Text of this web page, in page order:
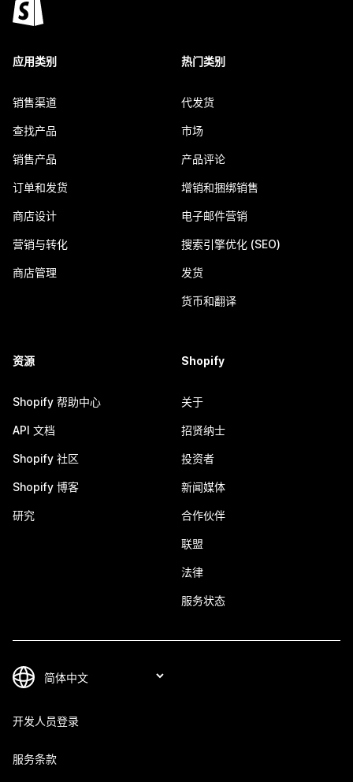
应用类别
销售渠道
查找产品
销售产品
订单和发货
商店设计
营销与转化
商店管理
热门类别
代发货
市场
产品评论
增销和捆绑销售
电子邮件营销
搜索引擎优化 (SEO)
发货
货币和翻译
资源
Shopify 帮助中心
API 文档
Shopify 社区
Shopify 博客
研究
Shopify
关于
招贤纳士
投资者
新闻媒体
合作伙伴
联盟
法律
服务状态
开发人员登录
服务条款